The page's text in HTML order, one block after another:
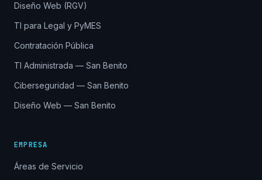
Diseño Web (RGV)
TI para Legal y PyMES
Contratación Pública
TI Administrada — San Benito
Ciberseguridad — San Benito
Diseño Web — San Benito
EMPRESA
Áreas de Servicio